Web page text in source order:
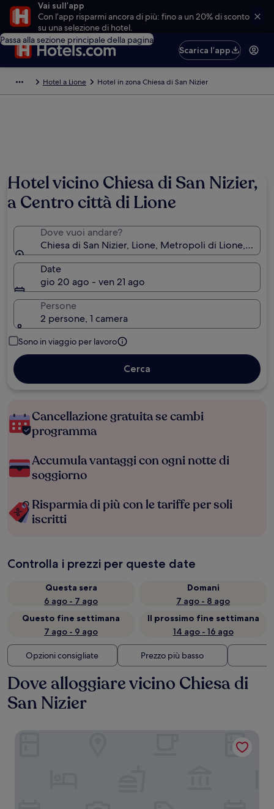
Vai sull’app
Con l’app risparmi ancora di più: fino a un 20% di sconto
su una selezione di hotel.
Passa alla sezione principale della pagina
Scarica l’app
Hotel a Lione Hotel in zona Chiesa di San Nizier
Hotel vicino Chiesa di San Nizier,
a Centro città di Lione
Dove vuoi andare?
Chiesa di San Nizier, Lione, Metropoli di Lione,
Date
gio 20 ago - ven 21 ago
Persone
2 persone, 1 camera
Sono in viaggio per lavoro
Cerca
Cancellazione gratuita se cambi
programma
Accumula vantaggi con ogni notte di
soggiorno
Risparmia di più con le tariffe per soli
iscritti
Controlla i prezzi per queste date
Questa sera
6 ago - 7 ago
Domani
7 ago - 8 ago
Questo fine settimana
7 ago - 9 ago
Il prossimo fine settimana
14 ago - 16 ago
Opzioni consigliate Prezzo più basso
Dove alloggiare vicino Chiesa di
San Nizier